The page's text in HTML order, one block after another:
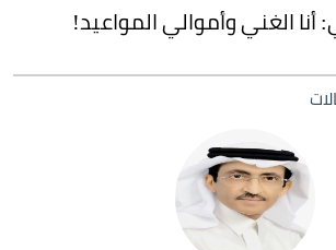
الغني وأموالي المواعيد!